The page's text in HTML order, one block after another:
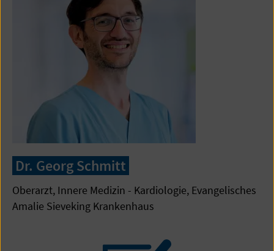
Dr. Georg Schmitt
Oberarzt, Innere Medizin - Kardiologie, Evangelisches
Amalie Sieveking Krankenhaus